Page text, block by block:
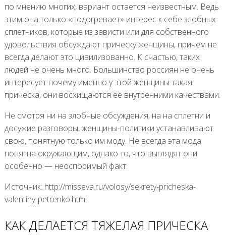
по мнению многих, вариант остается неизвестным. Ведь
этим она только «подогревает» интерес к себе злобных
сплетников, которые из зависти или для собственного
удовольствия обсуждают прическу женщины, причем не
всегда делают это цивилизованно. К счастью, таких
людей не очень много. Большинство россиян не очень
интересует почему именно у этой женщины такая
прическа, они восхищаются ее внутренними качествами.
Не смотря ни на злобные обсуждения, на на сплетни и
досужие разговоры, женщины-политики устанавливают
свою, понятную только им моду. Не всегда эта мода
понятна окружающим, однако то, что выглядят они
особенно — неоспоримый факт.
Источник: http://misseva.ru/volosy/sekrety-pricheska-
valentiny-petrenko.html
КАК ДЕЛАЕТСЯ ТЯЖЕЛАЯ ПРИЧЕСКА